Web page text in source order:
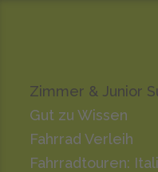
Zimmer & Junior
Gut zu Wissen
Fahrrad Verleih
Fahrradtouren: